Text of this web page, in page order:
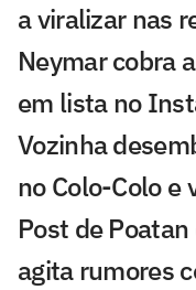
a viralizar nas
Neymar cobra
em lista no
Vozinha
no Colo-Colo
Post de
agita rumores